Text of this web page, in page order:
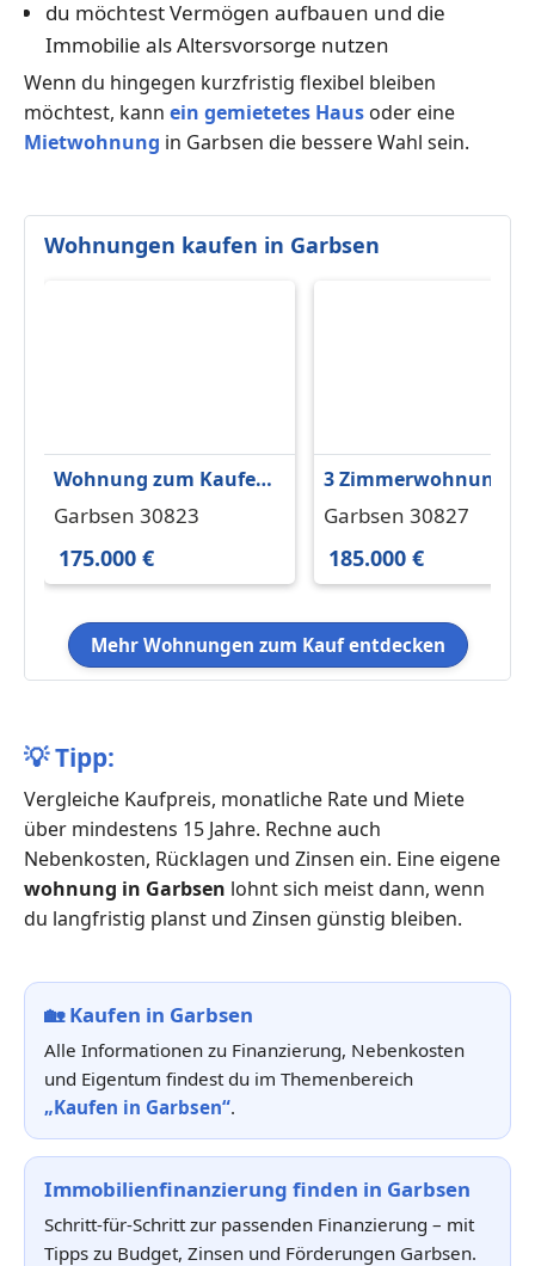
du möchtest Vermögen aufbauen und die
Immobilie als Altersvorsorge nutzen
Wenn du hingegen kurzfristig flexibel bleiben
möchtest, kann ein gemietetes Haus oder eine
Mietwohnung in Garbsen die bessere Wahl sein.
Wohnungen kaufen in Garbsen
Wohnung zum Kaufen
in Garbsen 175.000 €
Garbsen 30823
175.000 €
3 Zimmerwohnung in
Berenbostel mit
Potential
Garbsen 30827
185.000 €
Mehr Wohnungen zum Kauf entdecken
💡Tipp:
Vergleiche Kaufpreis, monatliche Rate und Miete
über mindestens 15 Jahre. Rechne auch
Nebenkosten, Rücklagen und Zinsen ein. Eine eigene
wohnung in Garbsen lohnt sich meist dann, wenn
du langfristig planst und Zinsen günstig bleiben.
🏡Kaufen in Garbsen
Alle Informationen zu Finanzierung, Nebenkosten
und Eigentum findest du im Themenbereich
„Kaufen in Garbsen“.
Immobilienfinanzierung finden in Garbsen
Schritt-für-Schritt zur passenden Finanzierung – mit
Tipps zu Budget, Zinsen und Förderungen Garbsen.